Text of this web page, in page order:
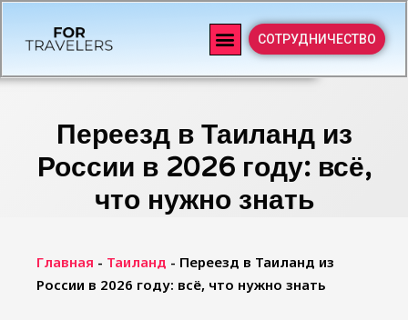
СОТРУДНИЧЕСТВО
Переезд в Таиланд из
России в 2026 году: всё,
что нужно знать
Главная - Таиланд - Переезд в Таиланд из
России в 2026 году: всё, что нужно знать